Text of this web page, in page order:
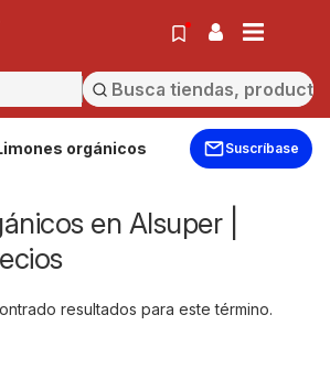
orgánicos Suscríbase
en Alsuper |
resultados para este término.